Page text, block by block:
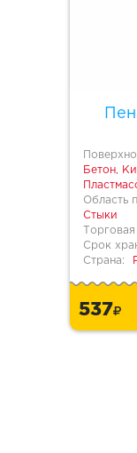
Бетон,
Область
Стыки
Срок
Страна:
537